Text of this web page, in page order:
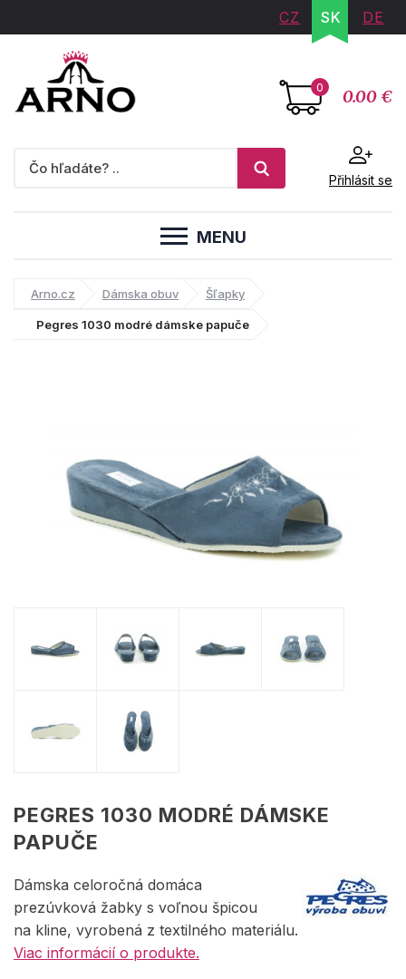
CZ SK DE
0 0.00 €
Přihlásit se
MENU
Arno.cz Dámska obuv Šľapky
Pegres 1030 modré dámske papuče
PEGRES 1030 MODRÉ DÁMSKE
PAPUČE
Dámska celoročná domáca
prezúvková žabky s voľnou špicou
na kline, vyrobená z textilného materiálu.
Viac informácií o produkte.